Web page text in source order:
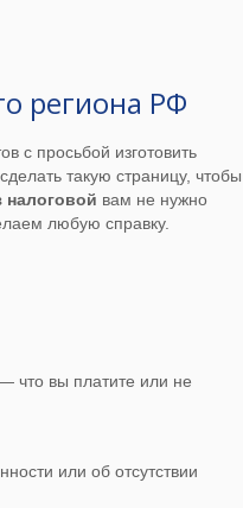
региона РФ
с просьбой изготовить
такую страницу, чтобы
налоговой вам не нужно
любую справку.
что вы платите или не
или об отсутствии